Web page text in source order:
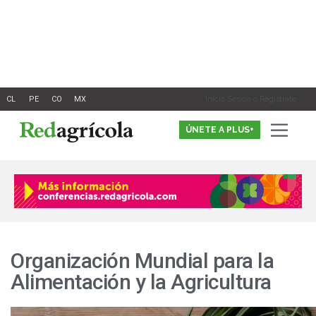
Inicia Sesión o Registrate
ÚNETE A PLUS+
Organización Mundial para la
Alimentación y la Agricultura